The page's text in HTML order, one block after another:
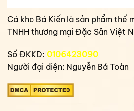
Cá kho Bá Kiến là sản phẩm thế
TNHH thương mại Đặc Sản Việt
Số ĐKKD: 0106423090
Người đại diện: Nguyễn Bá Toàn